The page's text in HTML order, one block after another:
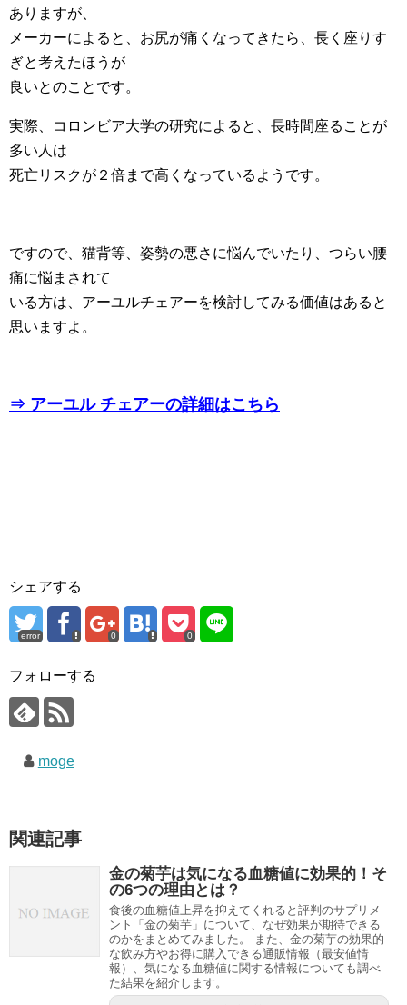
ありますが、
メーカーによると、お尻が痛くなってきたら、長く座りす
ぎと考えたほうが
良いとのことです。
実際、コロンビア大学の研究によると、長時間座ることが
多い人は
死亡リスクが２倍まで高くなっているようです。
ですので、猫背等、姿勢の悪さに悩んでいたり、つらい腰
痛に悩まされて
いる方は、アーユルチェアーを検討してみる価値はあると
思いますよ。
⇒ アーユル チェアーの詳細はこちら
シェアする
error 0 0
フォローする
moge
関連記事
金の菊芋は気になる血糖値に効果的！そ
の6つの理由とは？
食後の血糖値上昇を抑えてくれると評判のサプリメ
ント「金の菊芋」について、なぜ効果が期待できる
のかをまとめてみました。 また、金の菊芋の効果的
な飲み方やお得に購入できる通販情報（最安値情
報）、気になる血糖値に関する情報についても調べ
た結果を紹介します。